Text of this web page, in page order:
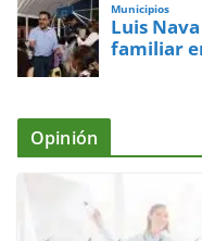
Municipios
Luis
familiar
Opinión